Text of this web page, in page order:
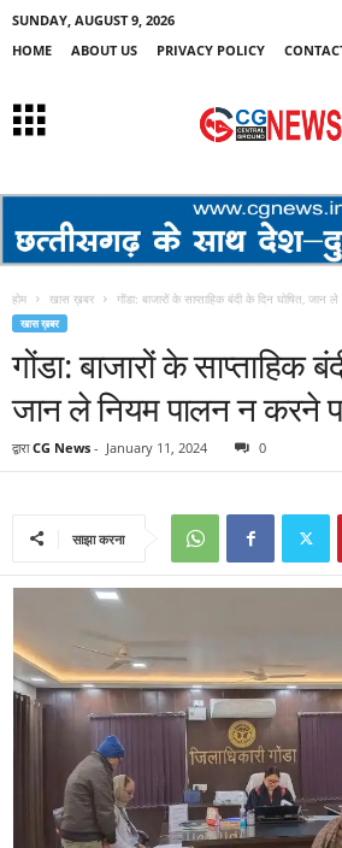
SUNDAY, AUGUST 9, 2026
HOME
ABOUT US PRIVACY POLICY
होम खास ख़बर गोंडा: बाजारों के साप्ताहिक बंदी के दिन घोषित, जान
खास ख़बर
गोंडा: बाजारों के साप्ताहिक
जान ले नियम पालन न करने
द्वारा CG News - January 11, 2024 0
साझा करना